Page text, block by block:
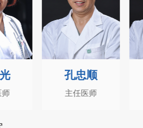
师
孔忠顺
主任医师